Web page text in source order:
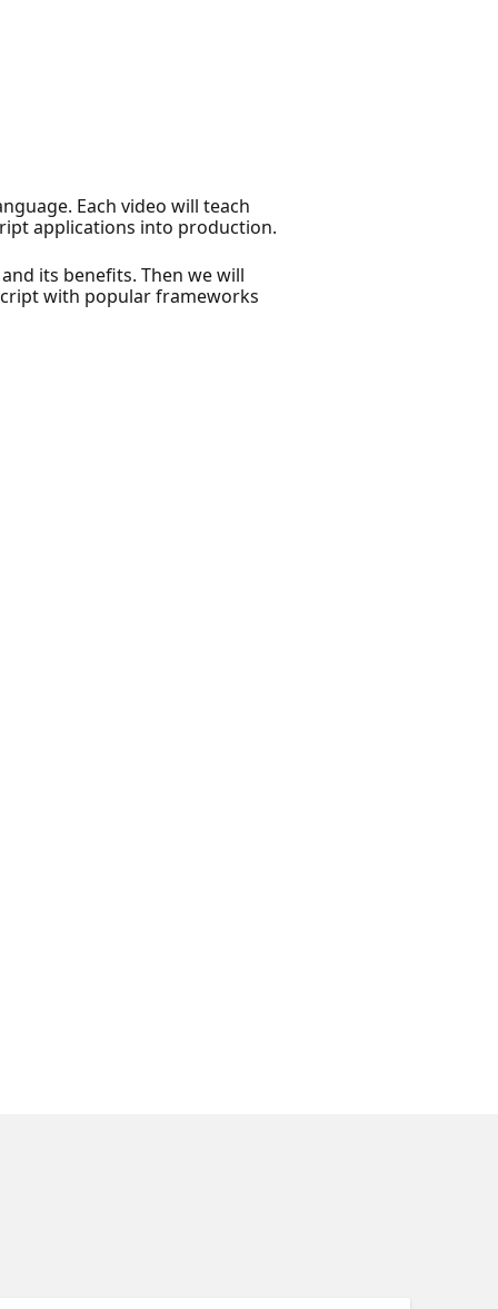
Each video will teach
applications into production.
its benefits. Then we will
with popular frameworks